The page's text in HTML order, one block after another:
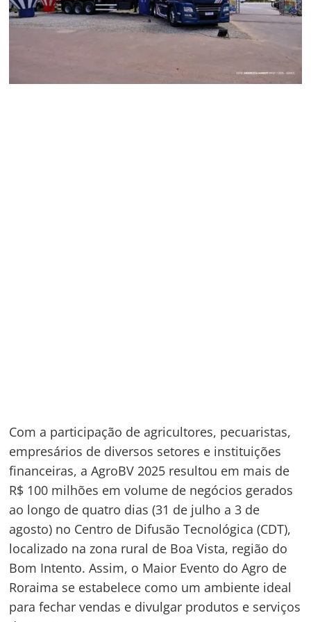
Com a participação de agricultores, pecuaristas,
empresários de diversos setores e instituições
financeiras, a AgroBV 2025 resultou em mais de
R$ 100 milhões em volume de negócios gerados
ao longo de quatro dias (31 de julho a 3 de
agosto) no Centro de Difusão Tecnológica (CDT),
localizado na zona rural de Boa Vista, região do
Bom Intento. Assim, o Maior Evento do Agro de
Roraima se estabelece como um ambiente ideal
para fechar vendas e divulgar produtos e serviços